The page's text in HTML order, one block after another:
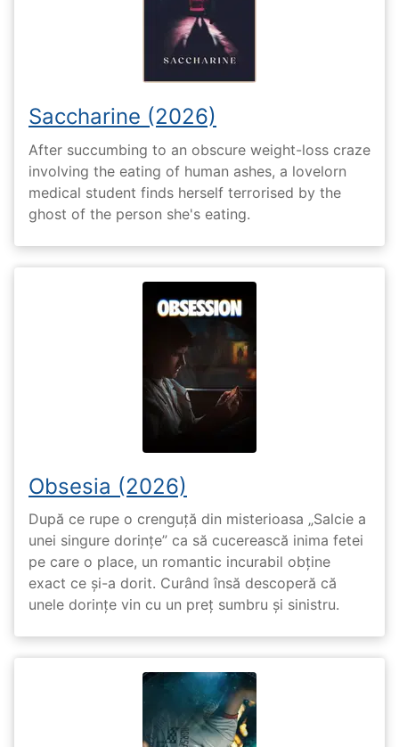
Saccharine (2026)
After succumbing to an obscure weight-loss craze
involving the eating of human ashes, a lovelorn
medical student finds herself terrorised by the
ghost of the person she's eating.
Obsesia (2026)
După ce rupe o crenguță din misterioasa „Salcie a
unei singure dorințe” ca să cucerească inima fetei
pe care o place, un romantic incurabil obține
exact ce și-a dorit. Curând însă descoperă că
unele dorințe vin cu un preț sumbru și sinistru.